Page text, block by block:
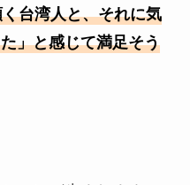
台湾人と、それに気
」と感じて満足そう